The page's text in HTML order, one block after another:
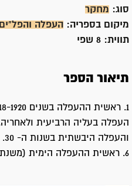
סוג: מחקר
מיקום בספריה:
העפלה והפל"ים
תווית: 8 שפי
תיאור הספר
6. ראשית ההעפלה הימית (משנת 1934).